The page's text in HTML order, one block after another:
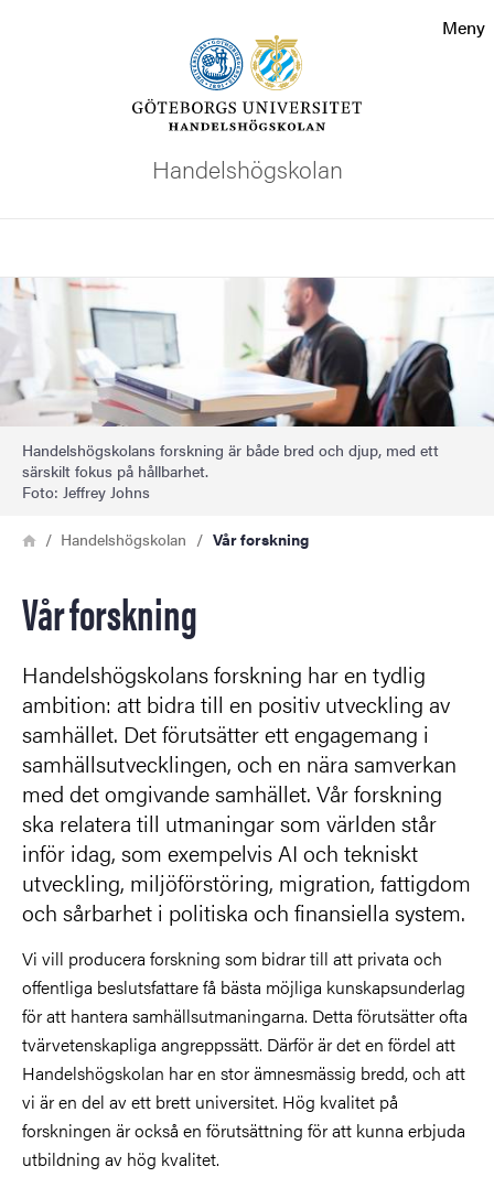
Meny
Handelshögskolan
Bild
Handelshögskolans forskning är både bred och djup, med ett
särskilt fokus på hållbarhet.
Foto: Jeffrey Johns
Länkstig
HemHandelshögskolan Vår forskning
Vår forskning
Handelshögskolans forskning har en tydlig
ambition: att bidra till en positiv utveckling av
samhället. Det förutsätter ett engagemang i
samhällsutvecklingen, och en nära samverkan
med det omgivande samhället. Vår forskning
ska relatera till utmaningar som världen står
inför idag, som exempelvis AI och tekniskt
utveckling, miljöförstöring, migration, fattigdom
och sårbarhet i politiska och finansiella system.
Vi vill producera forskning som bidrar till att privata och
offentliga beslutsfattare få bästa möjliga kunskapsunderlag
för att hantera samhällsutmaningarna. Detta förutsätter ofta
tvärvetenskapliga angreppssätt. Därför är det en fördel att
Handelshögskolan har en stor ämnesmässig bredd, och att
vi är en del av ett brett universitet. Hög kvalitet på
forskningen är också en förutsättning för att kunna erbjuda
utbildning av hög kvalitet.